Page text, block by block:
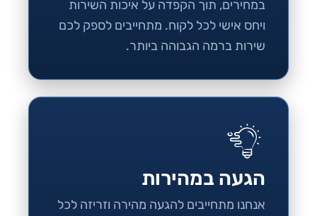
במחירים, תוך הקפדה על איכות השירות
ויחס אישי לכל לקוח. מתחייבים לספק לכם
שירות ברמה הגבוהה ביותר.
הגעה במהירות
אנחנו מתחייבים להגעה מהירה וזריזה לכל